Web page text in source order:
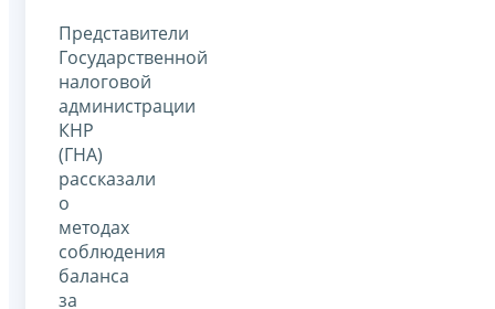
Представители
Государственной
налоговой
администрации
КНР
(ГНА)
рассказали
о
методах
соблюдения
баланса
за